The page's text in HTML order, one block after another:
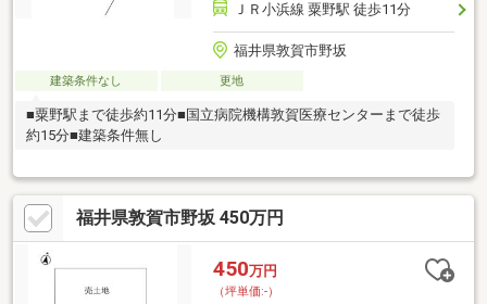
ＪＲ小浜線 粟野駅 徒歩11分
福井県敦賀市野坂
建築条件なし 更地
■粟野駅まで徒歩約11分■国立病院機構敦賀医療センターまで徒歩
約15分■建築条件無し
福井県敦賀市野坂 450万円
450万円
（坪単価:-）